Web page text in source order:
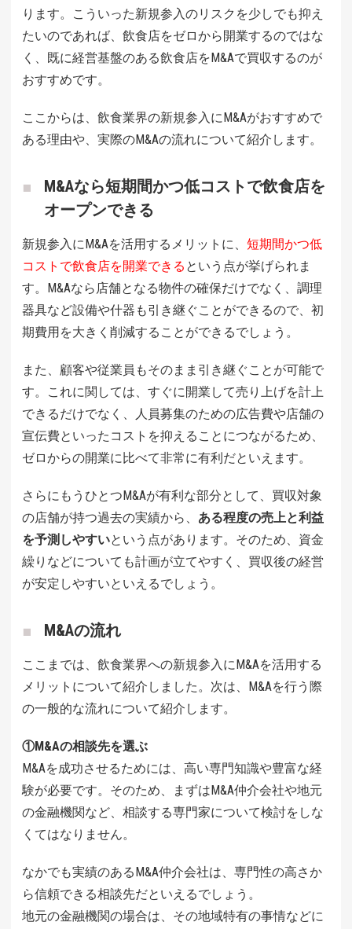
ります。こういった新規参入のリスクを少しでも抑え
たいのであれば、飲食店をゼロから開業するのではな
く、既に経営基盤のある飲食店をM&Aで買収するのが
おすすめです。
ここからは、飲食業界の新規参入にM&Aがおすすめで
ある理由や、実際のM&Aの流れについて紹介します。
M&Aなら短期間かつ低コストで飲食店を
オープンできる
新規参入にM&Aを活用するメリットに、 短期間かつ低
コストで飲食店を開業できる という点が挙げられま
す。M&Aなら店舗となる物件の確保だけでなく、調理
器具など設備や什器も引き継ぐことができるので、初
期費用を大きく削減することができるでしょう。
また、顧客や従業員もそのまま引き継ぐことが可能で
す。これに関しては、すぐに開業して売り上げを計上
できるだけでなく、人員募集のための広告費や店舗の
宣伝費といったコストを抑えることにつながるため、
ゼロからの開業に比べて非常に有利だといえます。
さらにもうひとつM&Aが有利な部分として、買収対象
の店舗が持つ過去の実績から、 ある程度の売上と利益
を予測しやすいという点があります。そのため、資金
繰りなどについても計画が立てやすく、買収後の経営
が安定しやすいといえるでしょう。
M&Aの流れ
ここまでは、飲食業界への新規参入にM&Aを活用する
メリットについて紹介しました。次は、M&Aを行う際
の一般的な流れについて紹介します。
①M&Aの相談先を選ぶ
M&Aを成功させるためには、高い専門知識や豊富な経
験が必要です。そのため、まずはM&A仲介会社や地元
の金融機関など、相談する専門家について検討をしな
くてはなりません。
なかでも実績のあるM&A仲介会社は、専門性の高さか
ら信頼できる相談先だといえるでしょう。
地元の金融機関の場合は、その地域特有の事情などに